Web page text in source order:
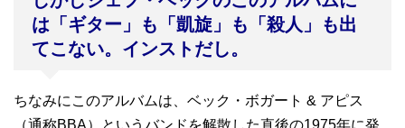
は「ギター」も「凱旋」も「殺人」も出
てこない。インストだし。
ちなみにこのアルバムは、ベック・ボガート & アピス